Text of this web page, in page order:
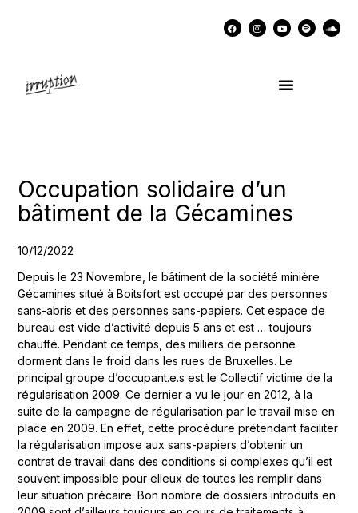
Occupation solidaire d’un
bâtiment de la Gécamines
10/12/2022
Depuis le 23 Novembre, le bâtiment de la société minière
Gécamines situé à Boitsfort est occupé par des personnes
sans-abris et des personnes sans-papiers. Cet espace de
bureau est vide d’activité depuis 5 ans et est … toujours
chauffé. Pendant ce temps, des milliers de personne
dorment dans le froid dans les rues de Bruxelles. Le
principal groupe d’occupant.e.s est le Collectif victime de la
régularisation 2009. Ce dernier a vu le jour en 2012, à la
suite de la campagne de régularisation par le travail mise en
place en 2009. En effet, cette procédure prétendant faciliter
la régularisation impose aux sans-papiers d’obtenir un
contrat de travail dans des conditions si complexes qu’il est
souvent impossible pour elleux de toutes les remplir dans
leur situation précaire. Bon nombre de dossiers introduits en